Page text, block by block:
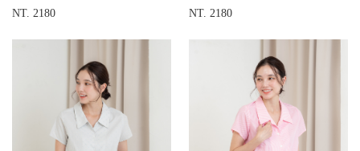
NT. 2180 NT. 2180